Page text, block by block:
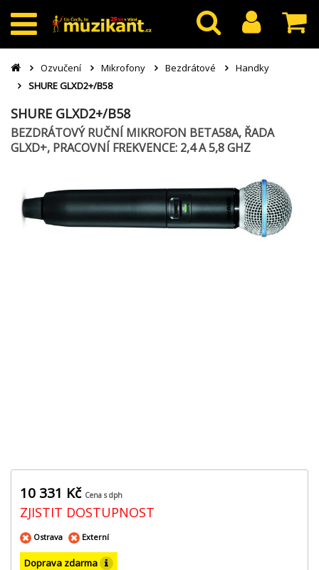
Ozvučení Mikrofony Bezdrátové
Handky
SHURE GLXD2+/B58
SHURE GLXD2+/B58
BEZDRÁTOVÝ RUČNÍ MIKROFON BETA58A, ŘADA
GLXD+, PRACOVNÍ FREKVENCE: 2,4 A 5,8 GHZ
10 331 Kč Cena s dph
ZJISTIT DOSTUPNOST
Ostrava Externí
Doprava zdarma